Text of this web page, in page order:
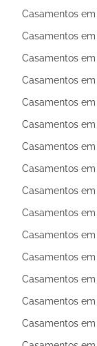
Casamentos
Casamentos
Casamentos
Casamentos
Casamentos
Casamentos
Casamentos
Casamentos
Casamentos
Casamentos
Casamentos
Casamentos
Casamentos em
Casamentos
Casamentos